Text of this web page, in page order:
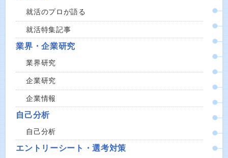
就活のプロが語る
就活特集記事
業界・企業研究
業界研究
企業研究
企業情報
自己分析
自己分析
エントリーシート・選考対策